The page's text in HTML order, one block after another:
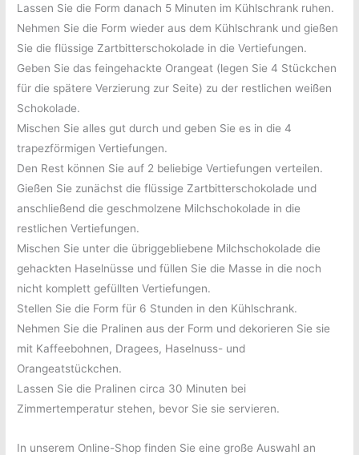
Lassen Sie die Form danach 5 Minuten im Kühlschrank ruhen.
Nehmen Sie die Form wieder aus dem Kühlschrank und gießen
Sie die flüssige Zartbitterschokolade in die Vertiefungen.
Geben Sie das feingehackte Orangeat (legen Sie 4 Stückchen
für die spätere Verzierung zur Seite) zu der restlichen weißen
Schokolade.
Mischen Sie alles gut durch und geben Sie es in die 4
trapezförmigen Vertiefungen.
Den Rest können Sie auf 2 beliebige Vertiefungen verteilen.
Gießen Sie zunächst die flüssige Zartbitterschokolade und
anschließend die geschmolzene Milchschokolade in die
restlichen Vertiefungen.
Mischen Sie unter die übriggebliebene Milchschokolade die
gehackten Haselnüsse und füllen Sie die Masse in die noch
nicht komplett gefüllten Vertiefungen.
Stellen Sie die Form für 6 Stunden in den Kühlschrank.
Nehmen Sie die Pralinen aus der Form und dekorieren Sie sie
mit Kaffeebohnen, Dragees, Haselnuss- und
Orangeatstückchen.
Lassen Sie die Pralinen circa 30 Minuten bei
Zimmertemperatur stehen, bevor Sie sie servieren.
In unserem Online-Shop finden Sie eine große Auswahl an